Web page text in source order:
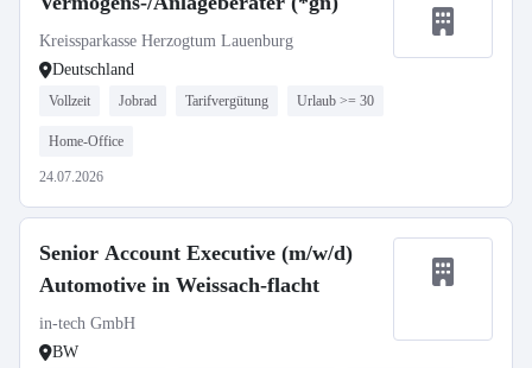
Kreissparkasse Herzogtum Lauenburg
Deutschland
Vollzeit Jobrad Tarifvergütung Urlaub >= 30
Home-Office
24.07.2026
Senior Account Executive (m/w/d)
Automotive in Weissach-flacht
in-tech GmbH
BW